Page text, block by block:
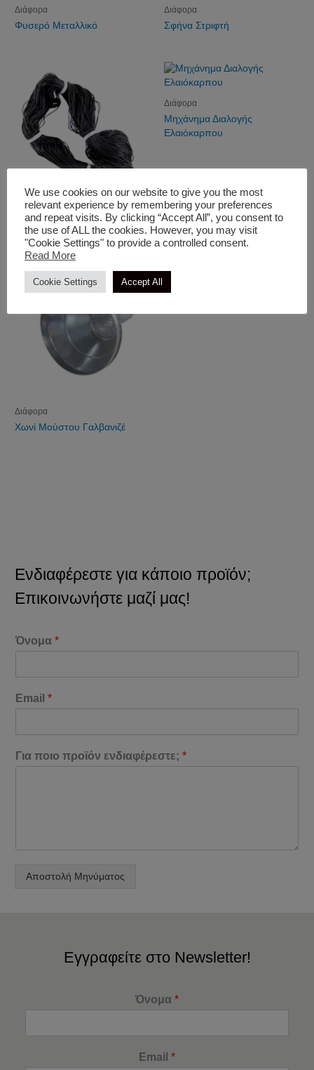
Διάφορα
Φυσερό Μεταλλικό
Διάφορα
Σφήνα Στριφτή
Διάφορα
Σωλήνας Δενδροκομίας
Διάφορα
Μηχάνημα Διαλογής
Ελαιόκαρπου
Διάφορα
Χωνί Μούστου Γαλβανιζέ
Ενδιαφέρεστε για κάποιο προϊόν;
Επικοινωνήστε μαζί μας!
Όνομα*
Email*
Για ποιο προϊόν ενδιαφέρεστε;*
Αποστολή Μηνύματος
Εγγραφείτε στο Newsletter!
Όνομα *
Email *
We use cookies on our website to give you the most
relevant experience by remembering your preferences
and repeat visits. By clicking “Accept All”, you consent to
the use of ALL the cookies. However, you may visit
"Cookie Settings" to provide a controlled consent.
Read More
Cookie Settings Accept All